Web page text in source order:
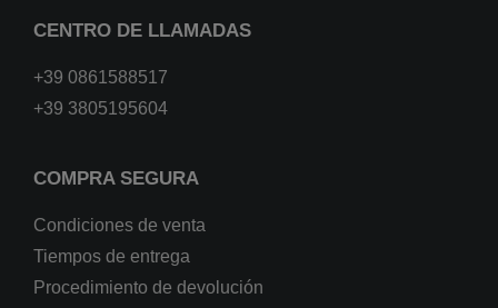
CENTRO DE LLAMADAS
+39 0861588517
+39 3805195604
COMPRA SEGURA
Condiciones de venta
Tiempos de entrega
Procedimiento de devolución